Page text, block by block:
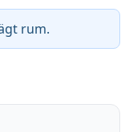
rum.